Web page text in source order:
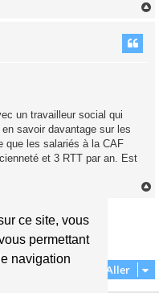
ce site, vous
permettant
navigation
un travailleur social qui
savoir davantage sur les
que les salariés à la CAF
et 3 RTT par an. Est
Précédent
1 2
Aller